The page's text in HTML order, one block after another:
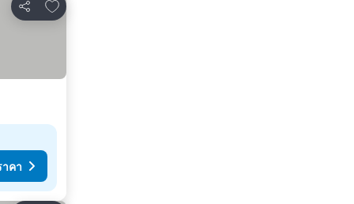
แชร์
เพิ่มในรายการโปรด
คา